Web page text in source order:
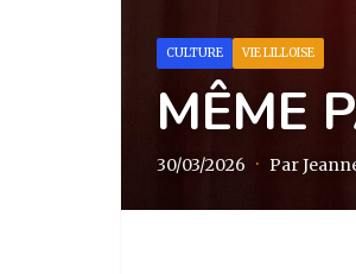
CULTURE VIE LILLOISE
MÊME
30/03/2026 · Par